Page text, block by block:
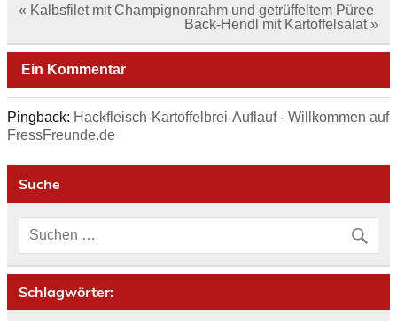
Beitragsnavigation
« Kalbsfilet mit Champignonrahm und getrüffeltem Püree
Back-Hendl mit Kartoffelsalat »
Ein Kommentar
Pingback: Hackfleisch-Kartoffelbrei-Auflauf - Willkommen auf
FressFreunde.de
Suche
Schlagwörter: